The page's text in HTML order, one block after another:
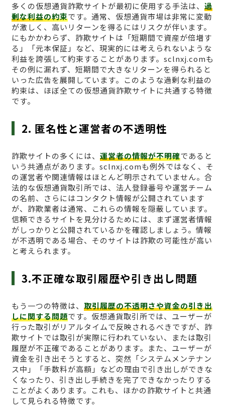
多くの仮想通貨詐欺サイトが最初に使用する手法は、 過
剰な利益の約束です。通常、仮想通貨市場は非常に変動
が激しく、高いリターンを得るにはリスクが伴います。
にもかかわらず、詐欺サイトは「短期間で資産が倍増す
る」「元本保証」など、現実的には考えられないような
利益を誇張して約束することがあります。sclnxj.comも
その例に漏れず、短期間で大きなリターンを得られると
いった広告を展開しています。このような過剰な利益の
約束は、ほぼ全ての仮想通貨詐欺サイトに共通する特徴
です。
2. 匿名性と運営者の不透明性
詐欺サイトの多くには、 運営者の情報が不明確であると
いう共通点があります。sclnxj.comも例外ではなく、そ
の運営者や関連情報はほとんど明示されていません。合
法的な仮想通貨取引所では、法人登録番号や運営チーム
の名前、さらにはコンタクト情報が公開されています
が、詐欺業者は通常、これらの情報を隠蔽しています。
信頼できるサイトを見分けるためには、まず運営者情報
がしっかりと公開されているかを確認しましょう。情報
が不透明である場合、そのサイトは詐欺の可能性が高い
と考えられます。
3.不正確な取引履歴や引き出し問題
もう一つの特徴は、 取引履歴の不透明さや資金の引き出
しに関する問題です。仮想通貨取引所では、ユーザーが
行った取引がリアルタイムで反映されるべきですが、詐
欺サイトでは取引が実際に行われていない、または取引
履歴が不正確であることがあります。また、ユーザーが
資金を引き出そうとすると、突然「システムメンテナン
ス中」「手数料が高額」などの理由で引き出しができな
くなったり、引き出し手続きを完了できなかったりする
ことがよくあります。これも、ほかの詐欺サイトと共通
して見られる特徴です。